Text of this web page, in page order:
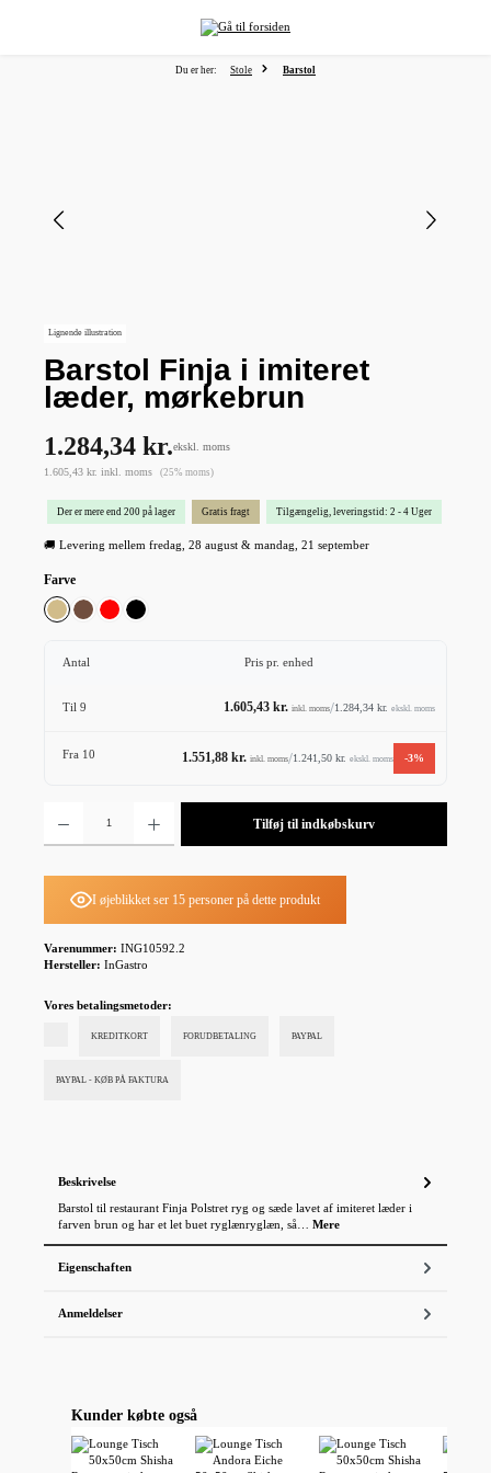
Du er her: Stole Barstol
Lignende illustration
Barstol Finja i imiteret
læder, mørkebrun
1.284,34 kr.ekskl. moms
1.605,43 kr. inkl. moms (25% moms)
Der er mere end 200 på lager Gratis fragt Tilgængelig, leveringstid: 2 - 4 Uger
🚚 Levering mellem fredag, 28 august & mandag, 21 september
Vælg
Farve
BeigeMørkebrun
Rød Sort
Antal Pris pr. enhed
Til 9 1.605,43 kr. inkl. moms/1.284,34 kr. ekskl. moms
Fra 10 1.551,88 kr. inkl. moms/1.241,50 kr. ekskl. moms -3%
Tilføj til indkøbskurv
I øjeblikket ser 15 personer på dette produkt
Varenummer: ING10592.2
Hersteller: InGastro
Vores betalingsmetoder:
KREDITKORT FORUDBETALING PAYPAL
PAYPAL - KØB PÅ FAKTURA
Spring produktgalleriet over
Kunder købte også
Beskrivelse
Barstol til restaurant Finja Polstret ryg og sæde lavet af imiteret læder i
farven brun og har et let buet ryglænryglæn, så… Mere
Eigenschaften
Anmeldelser